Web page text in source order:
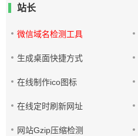
站长
微信域名检测工具
生成桌面快捷方式
在线制作ico图标
在线定时刷新网址
网站Gzip压缩检测